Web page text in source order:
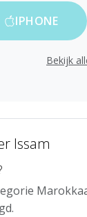
IPHONE
Bekijk
Issam